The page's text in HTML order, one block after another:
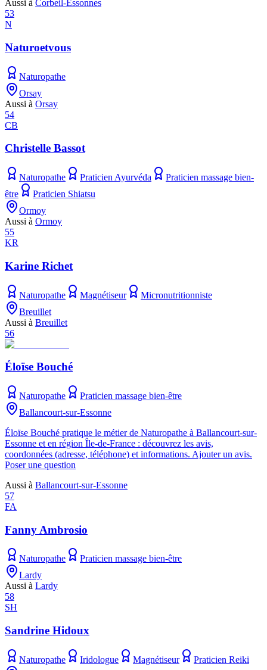
Aussi à Corbeil-Essonnes
53
N
Naturoetvous
Naturopathe
Orsay
Aussi à Orsay
54
CB
Christelle Bassot
Naturopathe Praticien Ayurvéda
Praticien massage bien-
être
Praticien Shiatsu
Ormoy
Aussi à Ormoy
55
KR
Karine Richet
Naturopathe Magnétiseur
Micronutritionniste
Breuillet
Aussi à Breuillet
56
Éloïse Bouché
Naturopathe
Praticien massage bien-être
Ballancourt-sur-Essonne
Éloïse Bouché pratique le métier de Naturopathe à Ballancourt-sur-
Essonne et en région Île-de-France : découvrez les avis,
coordonnées (adresse, téléphone) et informations. Ajouter un avis.
Poser une question
Aussi à Ballancourt-sur-Essonne
57
FA
Fanny Ambrosio
Naturopathe
Praticien massage bien-être
Lardy
Aussi à Lardy
58
SH
Sandrine Hidoux
Naturopathe Iridologue Magnétiseur
Praticien Reiki